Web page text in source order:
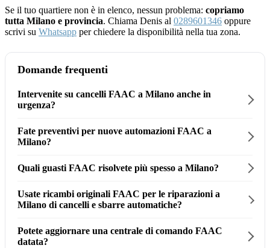
Se il tuo quartiere non è in elenco, nessun problema: copriamo
tutta Milano e provincia. Chiama Denis al 0289601346 oppure
scrivi su Whatsapp per chiedere la disponibilità nella tua zona.
Domande frequenti
Intervenite su cancelli FAAC a Milano anche in
urgenza?
Fate preventivi per nuove automazioni FAAC a
Milano?
Quali guasti FAAC risolvete più spesso a Milano?
Usate ricambi originali FAAC per le riparazioni a
Milano di cancelli e sbarre automatiche?
Potete aggiornare una centrale di comando FAAC
datata?